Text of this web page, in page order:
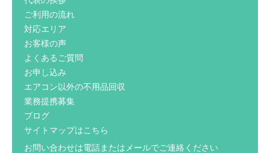
ご利用の流れ
対応エリア
お客様の声
よくあるご質問
お申し込み
エアコン以外の不用品回収
業務提携募集
ブログ
サイトマップはこちら
お問い合わせは電話またはメールでご連絡ください